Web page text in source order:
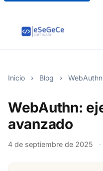
Inicio › Blog ›
WebAuthn:
avanzado
4 de septiembre de 2025 ·